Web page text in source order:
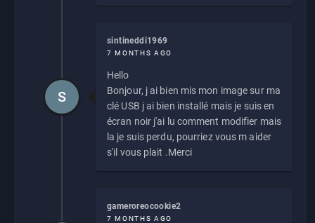
sintineddi1969
7 MONTHS AGO
Hello
Bonjour, j ai bien mis mon image sur ma
clé USB j ai bien installé mais je suis en
écran noir j'ai lu comment modifier mais
la je suis perdu, pourriez vous m aider
s'il vous plait .Merci
S
gameroreocookie2
7 MONTHS AGO